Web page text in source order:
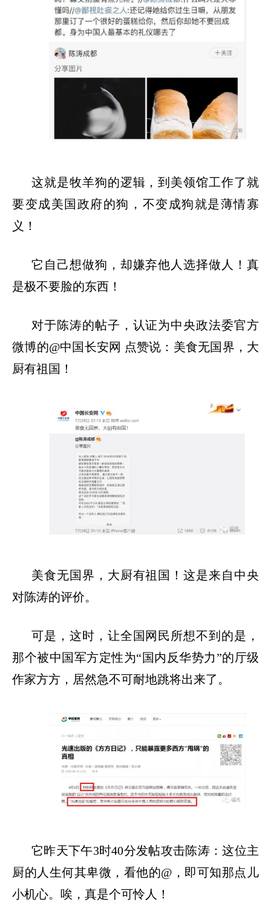
这就是牧羊狗的逻辑，到美领馆工作了就
要变成美国政府的狗，不变成狗就是薄情寡
义！
它自己想做狗，却嫌弃他人选择做人！真
是极不要脸的东西！
对于陈涛的帖子，认证为中央政法委官方
微博的@中国长安网 点赞说：美食无国界，大
厨有祖国！
美食无国界，大厨有祖国！这是来自中央
对陈涛的评价。
可是，这时，让全国网民所想不到的是，
那个被中国军方定性为“国内反华势力”的厅级
作家方方，居然急不可耐地跳将出来了。
它昨天下午3时40分发帖攻击陈涛：这位主
厨的人生何其卑微，看他的@，即可知那点儿
小机心。唉，真是个可怜人！